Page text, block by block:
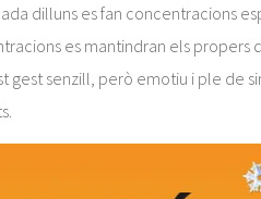
dilluns es fan concentracions
es mantindran els propers
gest senzill, però emotiu i ple